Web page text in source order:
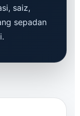
saiz,
sepadan